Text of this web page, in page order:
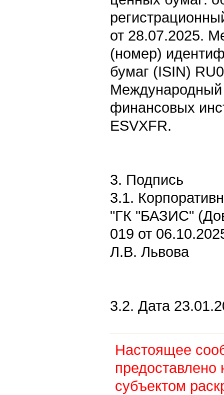
от 28.07.2025.
(номер)
бумаг (ISIN)
Международный
финансовых
ESVXFR.
3. Подпись
3.1.
"ГК "БАЗИС"
019 от
Л.В. Львова
3.2. Дата
Настоящее
предоставлено
субъектом